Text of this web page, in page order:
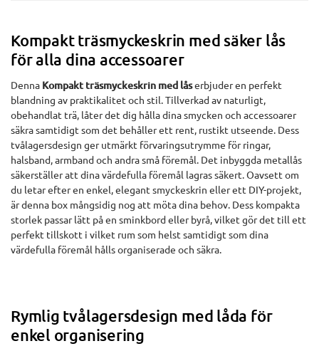
Kompakt träsmyckeskrin med säker lås
för alla dina accessoarer
Denna Kompakt träsmyckeskrin med låserbjuder en perfekt
blandning av praktikalitet och stil. Tillverkad av naturligt,
obehandlat trä, låter det dig hålla dina smycken och accessoarer
säkra samtidigt som det behåller ett rent, rustikt utseende. Dess
tvålagersdesign ger utmärkt förvaringsutrymme för ringar,
halsband, armband och andra små föremål. Det inbyggda metallås
säkerställer att dina värdefulla föremål lagras säkert. Oavsett om
du letar efter en enkel, elegant smyckeskrin eller ett DIY-projekt,
är denna box mångsidig nog att möta dina behov. Dess kompakta
storlek passar lätt på en sminkbord eller byrå, vilket gör det till ett
perfekt tillskott i vilket rum som helst samtidigt som dina
värdefulla föremål hålls organiserade och säkra.
Rymlig tvålagersdesign med låda för
enkel organisering